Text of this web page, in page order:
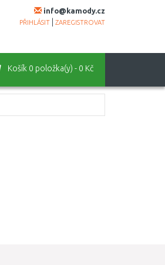
info@kamody.cz
PŘIHLÁSIT ZAREGISTROVAT
Košík 0 položka(y) - 0 Kč